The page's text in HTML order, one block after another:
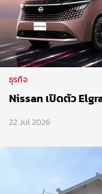
ธุรกิจ
Nissan เปิดตัว
22 Jul 2026